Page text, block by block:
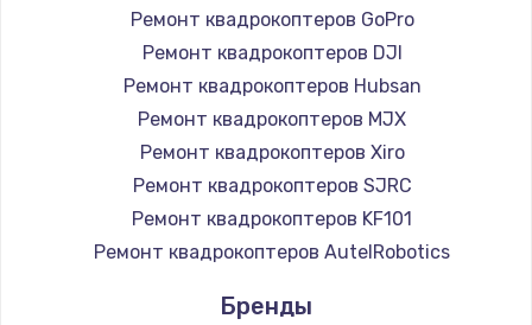
Ремонт квадрокоптеров GoPro
Ремонт квадрокоптеров DJI
Ремонт квадрокоптеров Hubsan
Ремонт квадрокоптеров MJX
Ремонт квадрокоптеров Xiro
Ремонт квадрокоптеров SJRC
Ремонт квадрокоптеров KF101
Ремонт квадрокоптеров AutelRobotics
Бренды